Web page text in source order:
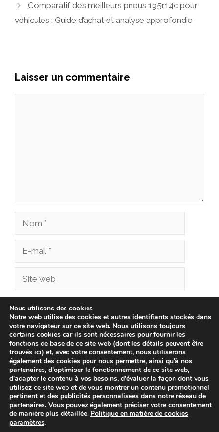
Comparatif des meilleurs pneus 195r14c pour
véhicules : Guide d’achat et analyse approfondie
Laisser un commentaire
Nom
Site
Enregistrer mon nom, mon e-mail et mon site
dans le navigateur pour mon prochain
commentaire.
© 2026 btcmotors.fr -
Nous utilisons des cookies
Notre web utilise des cookies et autres identifiants stockés dans
votre navigateur sur ce site web. Nous utilisons toujours
certains cookies car ils sont nécessaires pour fournir les
fonctions de base de ce site web (dont les détails peuvent être
trouvés ici) et, avec votre consentement, nous utiliserons
également des cookies pour nous permettre, ainsi qu'à nos
partenaires, d'optimiser le fonctionnement de ce site web,
d'adapter le contenu à vos besoins, d'évaluer la façon dont vous
utilisez ce site web et de vous montrer un contenu promotionnel
pertinent et des publicités personnalisées dans notre réseau de
partenaires. Vous pouvez également préciser votre consentement
de manière plus détaillée. Politique en matière de cookies
paramètres.